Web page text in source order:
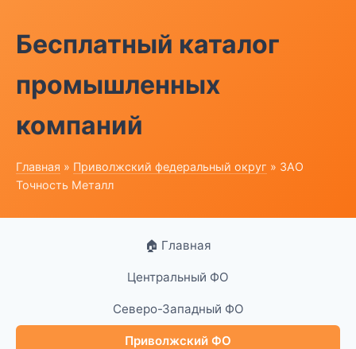
Бесплатный каталог
промышленных
компаний
Главная » Приволжский федеральный округ » ЗАО
Точность Металл
🏠 Главная
Центральный ФО
Северо-Западный ФО
Приволжский ФО